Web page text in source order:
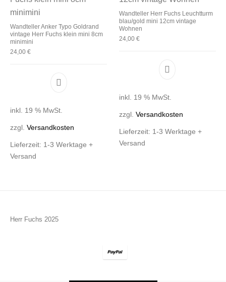
Wandteller Anker Typo Goldrand
vintage Herr Fuchs klein mini 8cm
minimini
24,00€
inkl. 19 % MwSt.
zzgl.Versandkosten
Lieferzeit: 1-3 Werktage +
Versand
Wandteller Herr Fuchs Leuchtturm
blau/gold mini 12cm vintage
Wohnen
24,00 €
inkl. 19 % MwSt.
zzgl. Versandkosten
Lieferzeit: 1-3 Werktage +
Versand
Herr Fuchs 2025